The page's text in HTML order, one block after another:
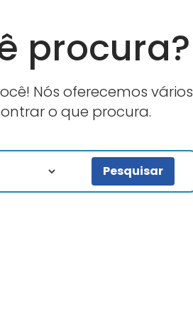
procura?
Nós oferecemos vários
o que procura.
Pesquisar